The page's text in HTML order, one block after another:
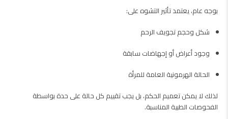
بوجه عام، يعتمد تأثير التشوه على:
شكل وحجم تجويف الرحم
وجود أعراض أو إجهاضات سابقة
الحالة الهرمونية العامة للمرأة
لذلك لا يمكن تعميم الحكم، بل يجب تقييم كل حالة على حدة بواسطة
الفحوصات الطبية المناسبة.